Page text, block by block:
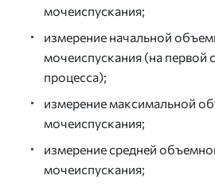
мочеиспускания;
измерение начальной
мочеиспускания (на первой
процесса);
измерение максимальной
мочеиспускания;
измерение средней
мочеиспускания;